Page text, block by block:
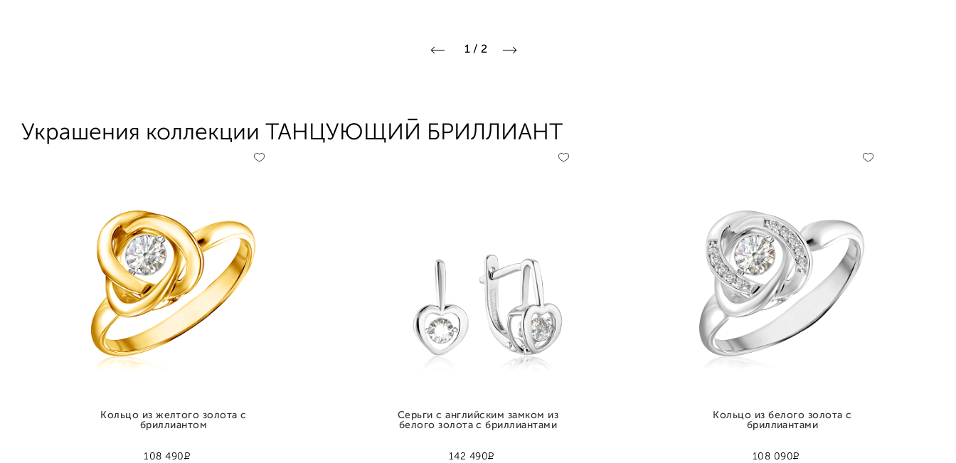
1 / 2
Украшения коллекции ТАНЦУЮЩИЙ БРИЛЛИАНТ
108 490Р
Кольцо из желтого золота с
бриллиантом
142 490Р
Серьги с английским замком из
белого золота с бриллиантами
108 090Р
Кольцо из белого золота с
бриллиантами